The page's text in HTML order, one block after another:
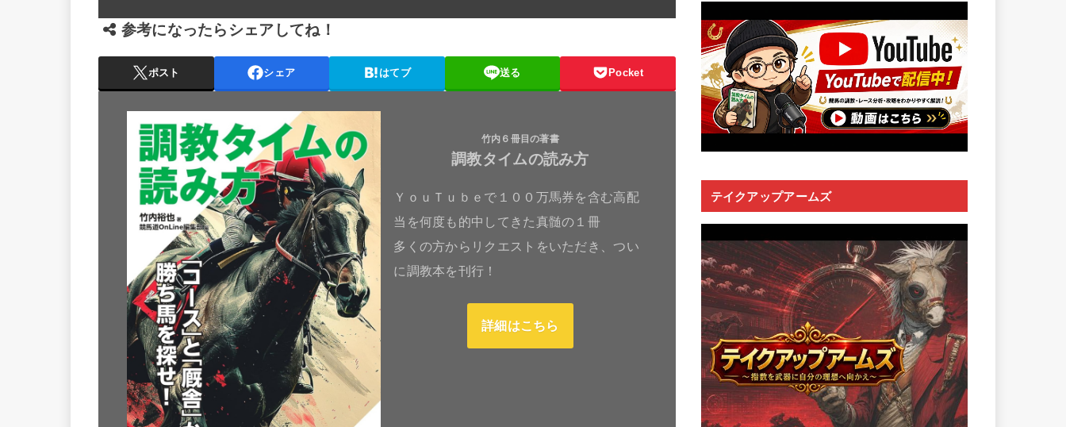
参考になったらシェアしてね！
ポスト シェア はてブ 送る Pocket
竹内６冊目の著書
調教タイムの読み方
ＹｏｕＴｕｂｅで１００万馬券を含む高配
当を何度も的中してきた真髄の１冊
多くの方からリクエストをいただき、つい
に調教本を刊行！
詳細はこちら
テイクアップアームズ